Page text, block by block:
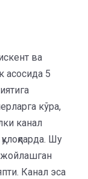
ва
асосида 5
кўра,
канал
Шу
Канал эса